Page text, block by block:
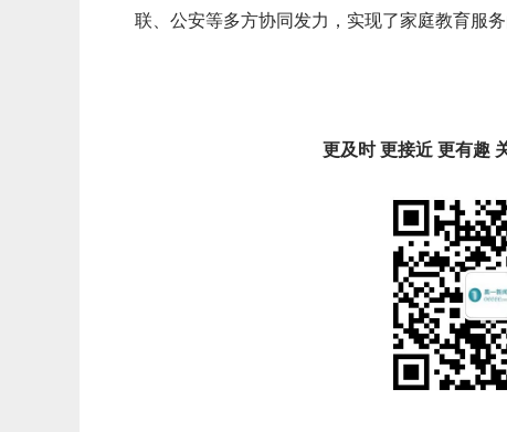
联、公安等多方协同发力，实现了家庭教育服务
更及时 更接近 更有趣